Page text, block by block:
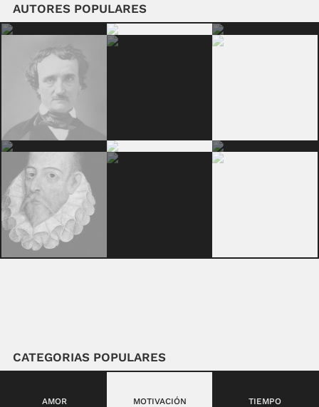
AUTORES POPULARES
CATEGORIAS POPULARES
AMOR MOTIVACIÓN TIEMPO